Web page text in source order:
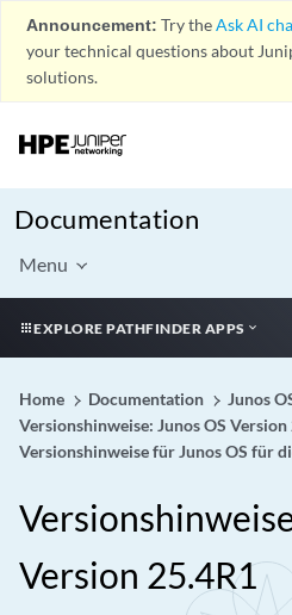
Announcement: Try theAsk AI
your technical questions about
solutions.
Documentation
Menu
EXPLORE PATHFINDER APPS
Home Documentation
Junos
Versionshinweise: Junos OS Version
Versionshinweise für Junos OS für
Version 25.4R1